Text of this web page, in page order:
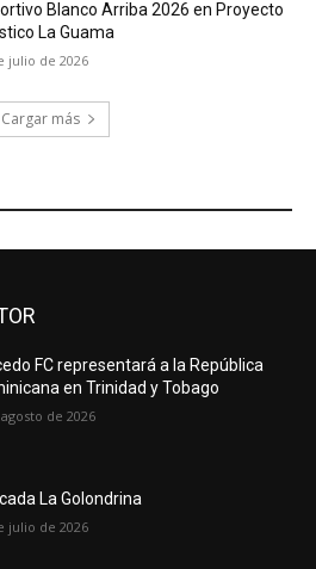
Blanco Arriba 2026 en Proyecto
La Guama
julio de 2026
Cargar más
FC representará a la República
en Trinidad y Tobago
de 2026
La Golondrina
julio de 2026